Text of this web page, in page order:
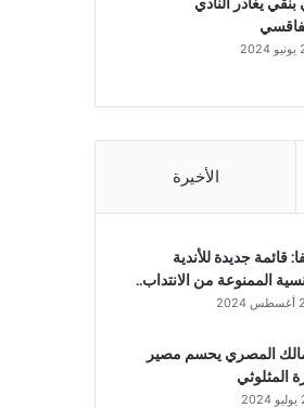
الأخيرة
قائمة جديدة للأندية
الممنوعة من الانتداب..
المصري يحسم مصير
المثلوثي